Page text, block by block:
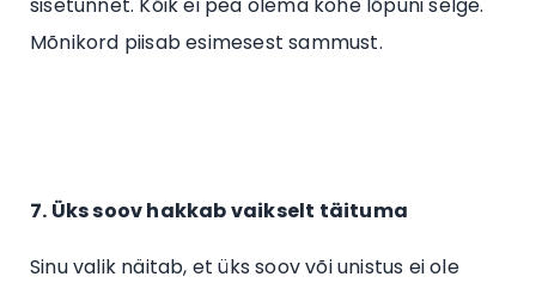
sisetunnet. Kõik ei pea olema kohe lõpuni selge.
Mõnikord piisab esimesest sammust.
7. Üks soov hakkab vaikselt täituma
Sinu valik näitab, et üks soov või unistus ei ole